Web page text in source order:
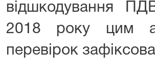
відшкодування
2018 року цим
перевірок